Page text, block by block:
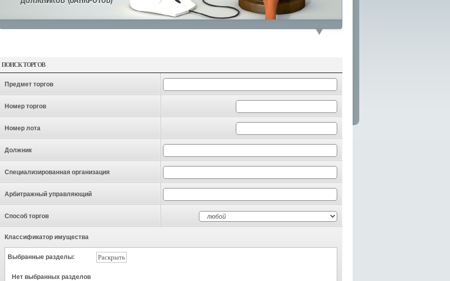
ПОИСК ТОРГОВ
Предмет торгов
Номер торгов
Номер лота
Должник
Специализированная организация
Арбитражный управляющий
Способ торгов
Классификатор имущества
Выбранные разделы: Раскрыть
Нет выбранных разделов